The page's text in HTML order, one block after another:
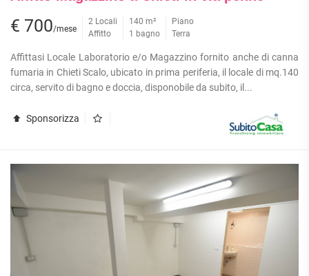
€ 700/mese
2 Locali
Affitto
140 m²
1 bagno
Piano
Terra
Affittasi Locale Laboratorio e/o Magazzino fornito anche di canna
fumaria in Chieti Scalo, ubicato in prima periferia, il locale di mq.140
circa, servito di bagno e doccia, disponobile da subito, il...
Sponsorizza